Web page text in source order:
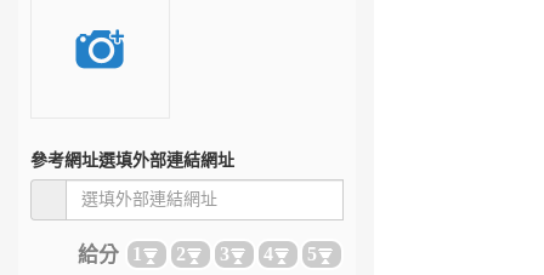
參考網址選填外部連結網址
給分 1 2 3 4 5